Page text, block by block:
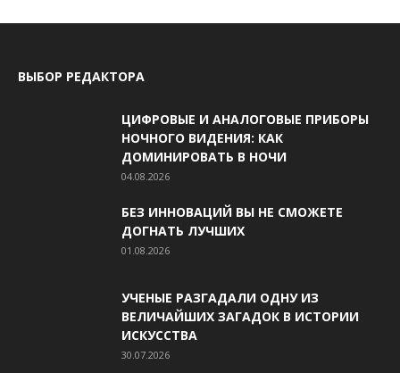
ВЫБОР РЕДАКТОРА
ЦИФРОВЫЕ И АНАЛОГОВЫЕ ПРИБОРЫ
НОЧНОГО ВИДЕНИЯ: КАК
ДОМИНИРОВАТЬ В НОЧИ
04.08.2026
БЕЗ ИННОВАЦИЙ ВЫ НЕ СМОЖЕТЕ
ДОГНАТЬ ЛУЧШИХ
01.08.2026
УЧЕНЫЕ РАЗГАДАЛИ ОДНУ ИЗ
ВЕЛИЧАЙШИХ ЗАГАДОК В ИСТОРИИ
ИСКУССТВА
30.07.2026